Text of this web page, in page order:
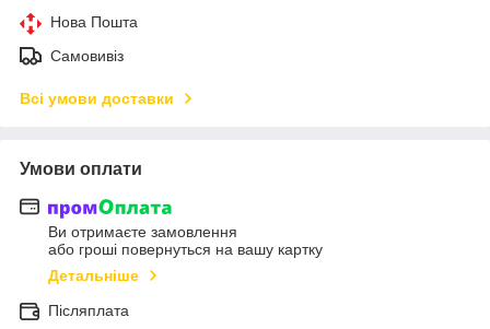
Нова Пошта
Самовивіз
Всі умови доставки
Умови оплати
Ви отримаєте замовлення
або гроші повернуться на вашу картку
Детальніше
Післяплата